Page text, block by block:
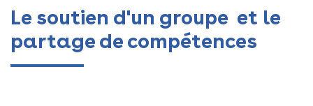
Le soutien d'un groupe et le
partage de compétences